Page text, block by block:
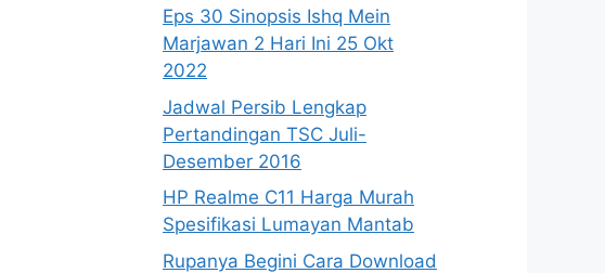
Eps 30 Sinopsis Ishq Mein
Marjawan 2 Hari Ini 25 Okt
2022
Jadwal Persib Lengkap
Pertandingan TSC Juli-
Desember 2016
HP Realme C11 Harga Murah
Spesifikasi Lumayan Mantab
Rupanya Begini Cara Download